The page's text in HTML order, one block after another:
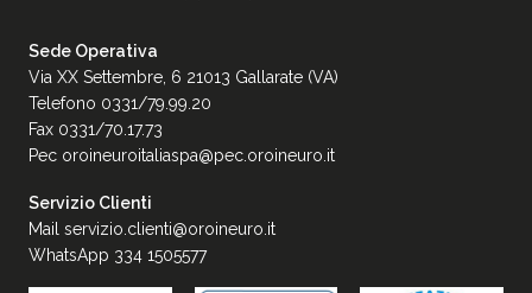
Sede Operativa
Via XX Settembre, 6 21013 Gallarate (VA)
Telefono 0331/79.99.20
Fax 0331/70.17.73
Pec oroineuroitaliaspa@pec.oroineuro.it
Servizio Clienti
Mail servizio.clienti@oroineuro.it
WhatsApp 334 1505577